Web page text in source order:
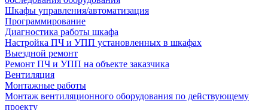
Шкафы управления/автоматизация
Программирование
Диагностика работы шкафа
Настройка ПЧ и УПП установленных в шкафах
Выездной ремонт
Ремонт ПЧ и УПП на объекте заказчика
Вентиляция
Монтажные работы
Монтаж вентиляционного оборудования по действующему
проекту